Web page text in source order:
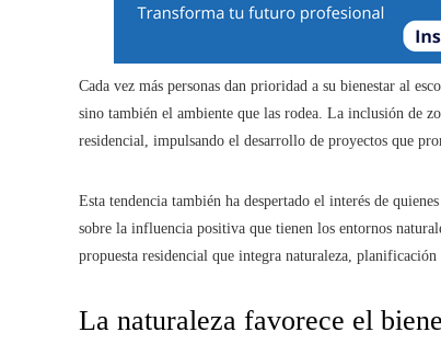
Cada vez más personas dan prioridad a su bienestar al
sino también el ambiente que las rodea. La inclusión de
residencial, impulsando el desarrollo de proyectos que
Esta tendencia también ha despertado el interés de quienes
sobre la influencia positiva que tienen los entornos
propuesta residencial que integra naturaleza,
La naturaleza favorece el